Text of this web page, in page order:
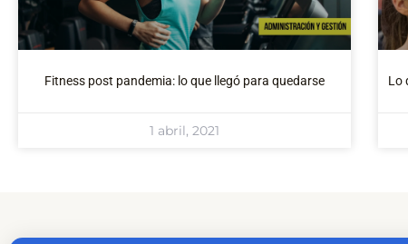
Fitness post pandemia: lo que llegó para quedarse
1 abril, 2021
Lo